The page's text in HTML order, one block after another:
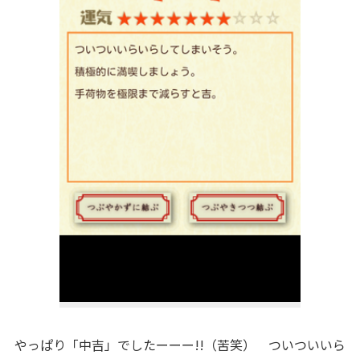
やっぱり「中吉」でしたーーー!!（苦笑） ついついいら